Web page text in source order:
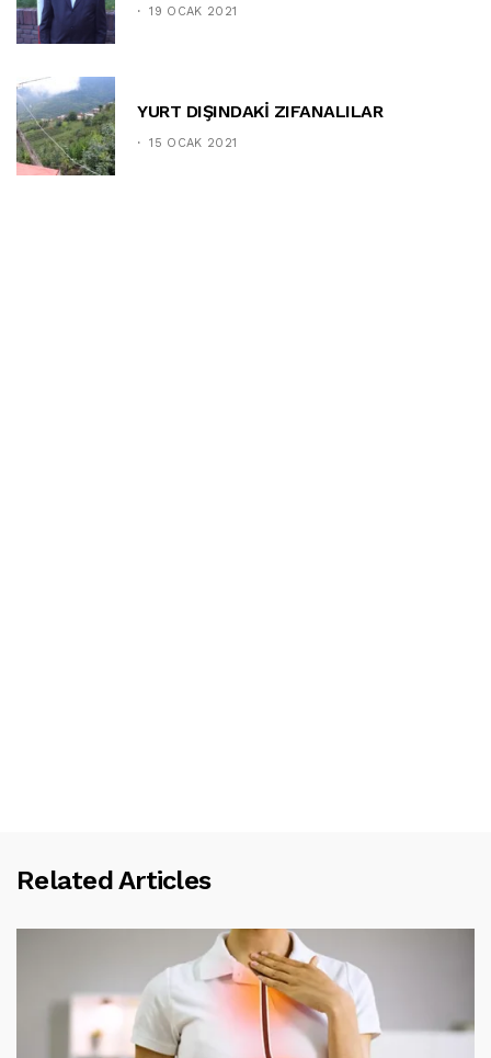
19 OCAK 2021
YURT DIŞINDAKİ ZIFANALILAR
15 OCAK 2021
Related Articles